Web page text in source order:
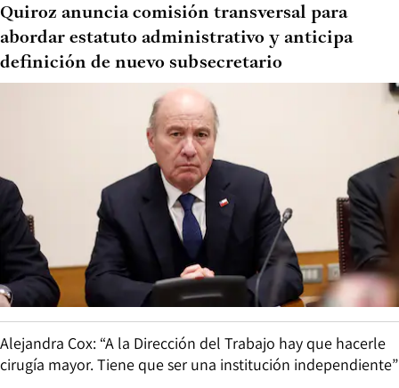
Quiroz anuncia comisión transversal para
abordar estatuto administrativo y anticipa
definición de nuevo subsecretario
Alejandra Cox: “A la Dirección del Trabajo hay que hacerle
cirugía mayor. Tiene que ser una institución independiente”